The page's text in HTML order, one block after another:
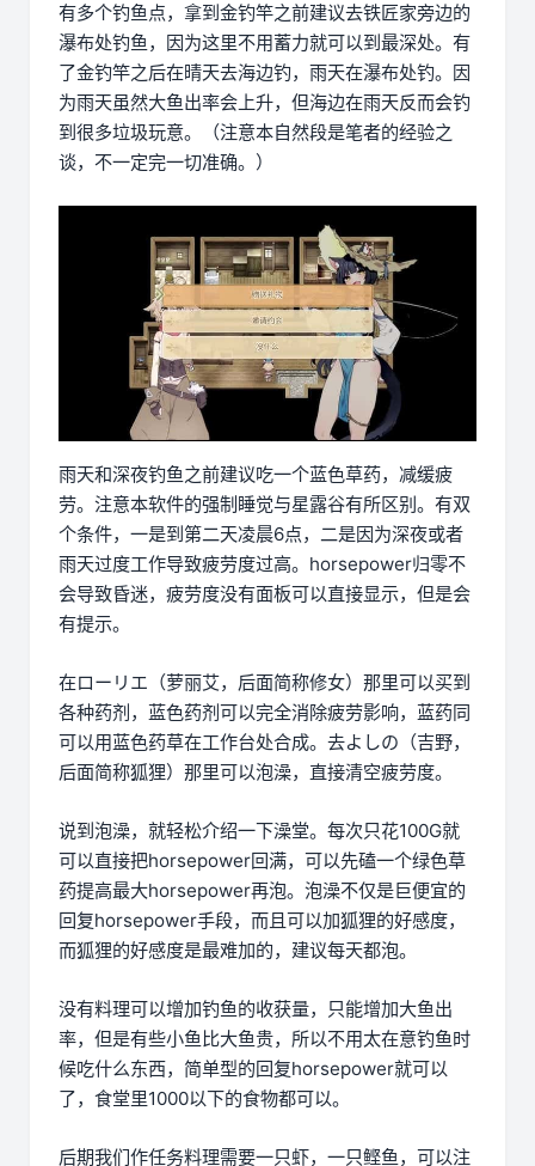
有多个钓鱼点，拿到金钓竿之前建议去铁匠家旁边的
瀑布处钓鱼，因为这里不用蓄力就可以到最深处。有
了金钓竿之后在晴天去海边钓，雨天在瀑布处钓。因
为雨天虽然大鱼出率会上升，但海边在雨天反而会钓
到很多垃圾玩意。（注意本自然段是笔者的经验之
谈，不一定完一切准确。）
雨天和深夜钓鱼之前建议吃一个蓝色草药，减缓疲
劳。注意本软件的强制睡觉与星露谷有所区别。有双
个条件，一是到第二天凌晨6点，二是因为深夜或者
雨天过度工作导致疲劳度过高。horsepower归零不
会导致昏迷，疲劳度没有面板可以直接显示，但是会
有提示。
在ローリエ（萝丽艾，后面简称修女）那里可以买到
各种药剂，蓝色药剂可以完全消除疲劳影响，蓝药同
可以用蓝色药草在工作台处合成。去よしの（吉野，
后面简称狐狸）那里可以泡澡，直接清空疲劳度。
说到泡澡，就轻松介绍一下澡堂。每次只花100G就
可以直接把horsepower回满，可以先磕一个绿色草
药提高最大horsepower再泡。泡澡不仅是巨便宜的
回复horsepower手段，而且可以加狐狸的好感度，
而狐狸的好感度是最难加的，建议每天都泡。
没有料理可以增加钓鱼的收获量，只能增加大鱼出
率，但是有些小鱼比大鱼贵，所以不用太在意钓鱼时
候吃什么东西，简单型的回复horsepower就可以
了，食堂里1000以下的食物都可以。
后期我们作任务料理需要一只虾，一只鲣鱼，可以注